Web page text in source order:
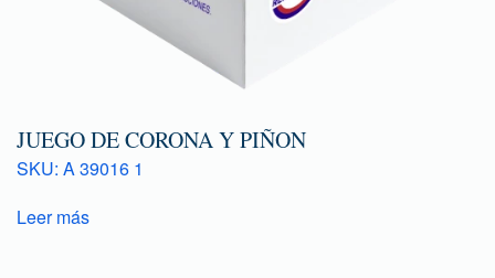
JUEGO DE CORONA Y PIÑON
SKU: A 39016 1
Leer más